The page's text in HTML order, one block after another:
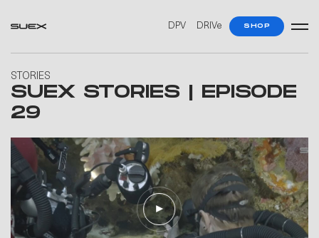
DPV DRIVe SHOP
STORIES
SUEX STORIES | EPISODE
29